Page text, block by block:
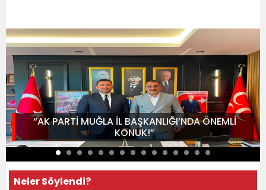
“AK PARTİ MUĞLA İL BAŞKANLIĞI’NDA ÖNEMLİ
KONUK!”
Neler Söylendi?